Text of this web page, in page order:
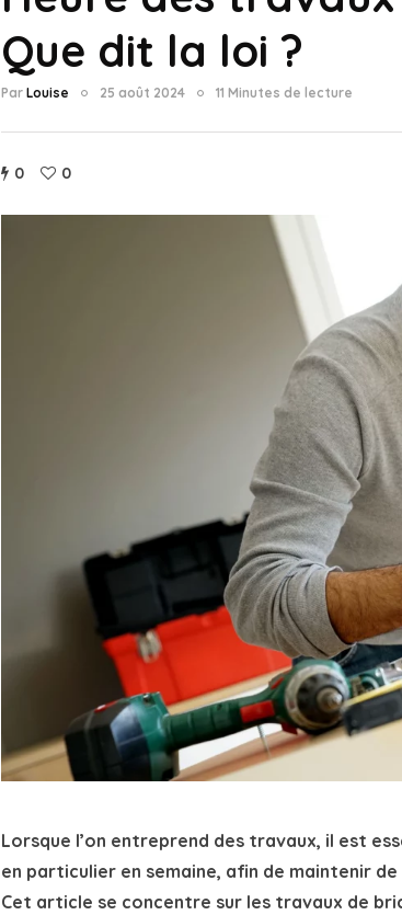
Que dit la loi ?
Par Louise 25 août 2024 11 Minutes de lecture
0 0
Lorsque l’on entreprend des travaux, il est
en particulier en semaine, afin de maintenir
Cet article se concentre sur les travaux de